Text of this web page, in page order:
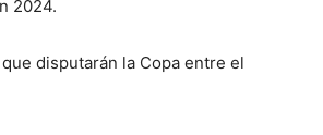
2024.
disputarán la Copa entre el